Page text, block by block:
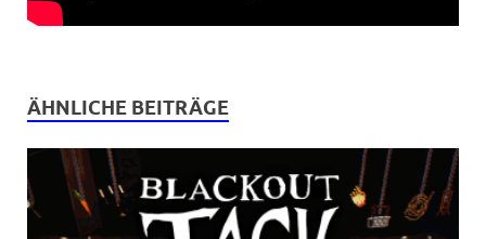
ÄHNLICHE BEITRÄGE